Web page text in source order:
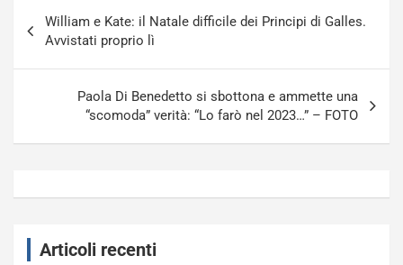
articoli
William e Kate: il Natale difficile dei Principi di Galles.
Avvistati proprio lì
Paola Di Benedetto si sbottona e ammette una
“scomoda” verità: “Lo farò nel 2023…” – FOTO
Articoli recenti